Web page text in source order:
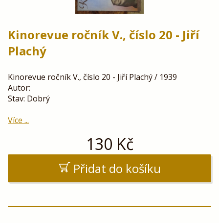
Kinorevue ročník V., číslo 20 - Jiří
Plachý
Kinorevue ročník V., číslo 20 - Jiří Plachý / 1939
Autor:
Stav: Dobrý
Více ...
130 Kč
Přidat do košíku